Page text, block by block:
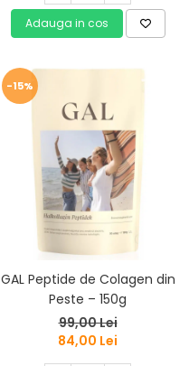
Adauga in cos
-15%
GAL Peptide de Colagen din
Peste – 150g
99,00 Lei
84,00 Lei